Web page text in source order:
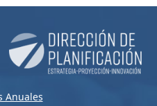
Anuales